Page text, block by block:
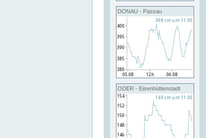
DONAU - Passau
ODER - Eisenhüttenstadt